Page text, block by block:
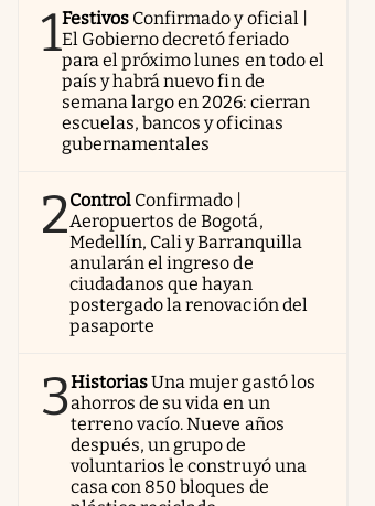
1Festivos Confirmado y oficial |
El Gobierno decretó feriado
para el próximo lunes en todo el
país y habrá nuevo fin de
semana largo en 2026: cierran
escuelas, bancos y oficinas
gubernamentales
2Control Confirmado |
Aeropuertos de Bogotá,
Medellín, Cali y Barranquilla
anularán el ingreso de
ciudadanos que hayan
postergado la renovación del
pasaporte
3HistoriasUna mujer gastó los
ahorros de su vida en un
terreno vacío. Nueve años
después, un grupo de
voluntarios le construyó una
casa con 850 bloques de